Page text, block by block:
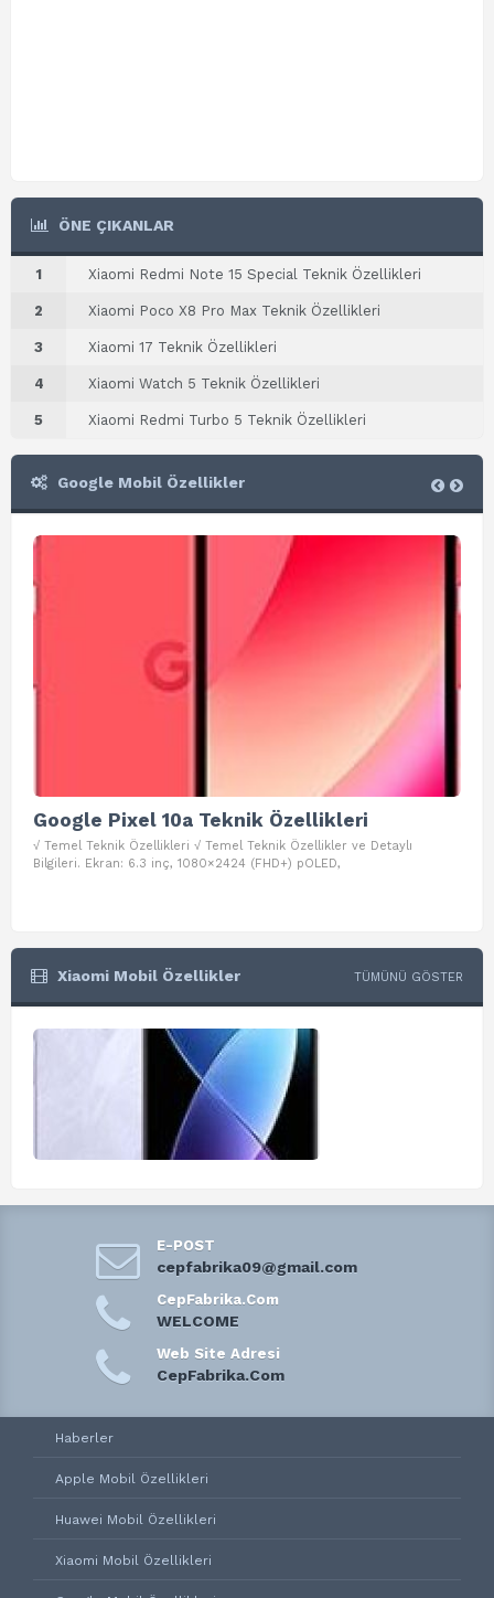
ÖNE ÇIKANLAR
1 Xiaomi Redmi Note 15 Special Teknik Özellikleri
2 Xiaomi Poco X8 Pro Max Teknik Özellikleri
3 Xiaomi 17 Teknik Özellikleri
4 Xiaomi Watch 5 Teknik Özellikleri
5 Xiaomi Redmi Turbo 5 Teknik Özellikleri
Google Mobil Özellikler
Google Pixel 10a Teknik Özellikleri
√ Temel Teknik Özellikleri √ Temel Teknik Özellikler ve Detaylı
Bilgileri. Ekran: 6.3 inç, 1080×2424 (FHD+) pOLED,
Xiaomi Mobil Özellikler TÜMÜNÜ GÖSTER
E-POST
cepfabrika09@gmail.com
CepFabrika.Com
WELCOME
Web Site Adresi
CepFabrika.Com
Haberler
Apple Mobil Özellikleri
Huawei Mobil Özellikleri
Xiaomi Mobil Özellikleri